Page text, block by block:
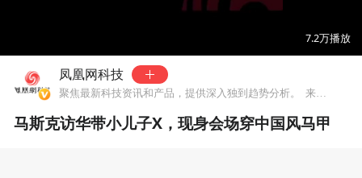
00:12
7.2万播放
凤凰网科技
聚焦最新科技资讯和产品，提供深入独到趋势分析。 来自北京市
马斯克访华带小儿子X，现身会场穿中国风马甲